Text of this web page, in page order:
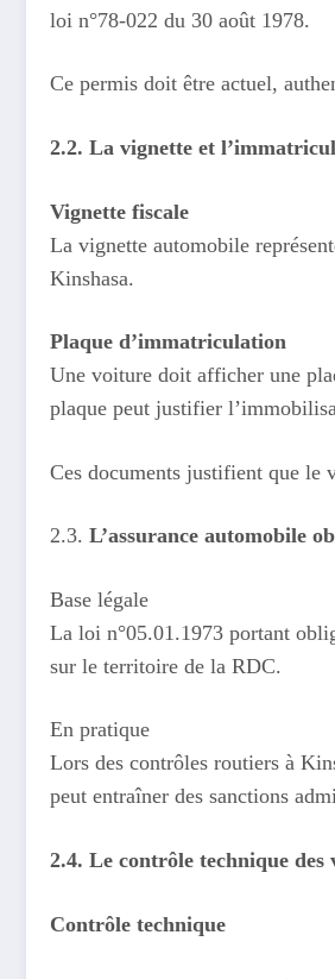
loi n°78-022 du 30 août 1978.
Ce permis doit être actuel,
2.2. La vignette et
Vignette fiscale
La vignette automobile
Kinshasa.
Plaque d’immatriculation
Une voiture doit afficher une
plaque peut justifier
Ces documents justifient que le
2.3. L’assurance automobile
Base légale
La loi n°05.01.1973 portant
sur le territoire de la RDC.
En pratique
Lors des contrôles routiers à
peut entraîner des sanctions
2.4. Le contrôle technique des
Contrôle technique